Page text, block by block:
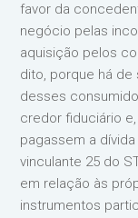
favor da
negócio pelas
aquisição pelos
dito, porque há de
desses
credor fiduciário
pagassem a
vinculante 25 do
em relação às
instrumentos